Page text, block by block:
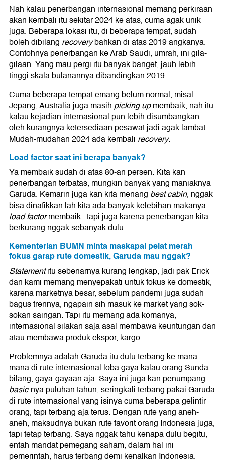
Nah kalau penerbangan internasional memang perkiraan
akan kembali itu sekitar 2024 ke atas, cuma agak unik
juga. Beberapa lokasi itu, di beberapa tempat, sudah
boleh dibilang recoverybahkan di atas 2019 angkanya.
Contohnya penerbangan ke Arab Saudi, umrah, ini gila-
gilaan. Yang mau pergi itu banyak banget, jauh lebih
tinggi skala bulanannya dibandingkan 2019.
Cuma beberapa tempat emang belum normal, misal
Jepang, Australia juga masihpicking upmembaik, nah itu
kalau kejadian internasional pun lebih disumbangkan
oleh kurangnya ketersediaan pesawat jadi agak lambat.
Mudah-mudahan 2024 ada kembali recovery.
Load factor saat ini berapa banyak?
Ya membaik sudah di atas 80-an persen. Kita kan
penerbangan terbatas, mungkin banyak yang maniaknya
Garuda. Kemarin juga kan kita menang best cabin, nggak
bisa dinafikkan lah kita ada banyak kelebihan makanya
load factormembaik. Tapi juga karena penerbangan kita
berkurang nggak sebanyak dulu.
Kementerian BUMN minta maskapai pelat merah
fokus garap rute domestik, Garuda mau nggak?
Statementitu sebenarnya kurang lengkap, jadi pak Erick
dan kami memang menyepakati untuk fokus ke domestik,
karena marketnya besar, sebelum pandemi juga sudah
bagus trennya, ngapain sih masuk ke market yang sok-
sokan saingan. Tapi itu memang ada komanya,
internasional silakan saja asal membawa keuntungan dan
atau membawa produk ekspor, kargo.
Problemnya adalah Garuda itu dulu terbang ke mana-
mana di rute internasional loba gaya kalau orang Sunda
bilang, gaya-gayaan aja. Saya ini juga kan penumpang
basic-nya puluhan tahun, seringkali terbang pakai Garuda
di rute internasional yang isinya cuma beberapa gelintir
orang, tapi terbang aja terus. Dengan rute yang aneh-
aneh, maksudnya bukan rute favorit orang Indonesia juga,
tapi tetap terbang. Saya nggak tahu kenapa dulu begitu,
entah mandat pemegang saham, dalam hal ini
pemerintah, harus terbang demi kenalkan Indonesia.